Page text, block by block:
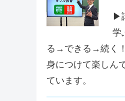
▶
学
る→できる→続く
身につけて楽しん
ています。